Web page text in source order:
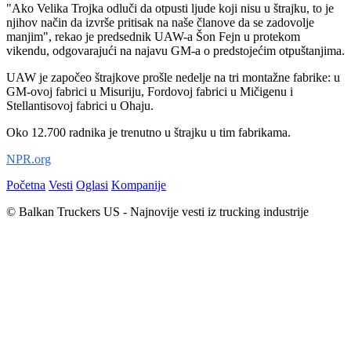
"Ako Velika Trojka odluči da otpusti ljude koji nisu u štrajku, to je
njihov način da izvrše pritisak na naše članove da se zadovolje
manjim", rekao je predsednik UAW-a Šon Fejn u protekom
vikendu, odgovarajući na najavu GM-a o predstojećim otpuštanjima.
UAW je započeo štrajkove prošle nedelje na tri montažne fabrike: u
GM-ovoj fabrici u Misuriju, Fordovoj fabrici u Mičigenu i
Stellantisovoj fabrici u Ohaju.
Oko 12.700 radnika je trenutno u štrajku u tim fabrikama.
NPR.org
Početna Vesti Oglasi Kompanije
© Balkan Truckers US - Najnovije vesti iz trucking industrije